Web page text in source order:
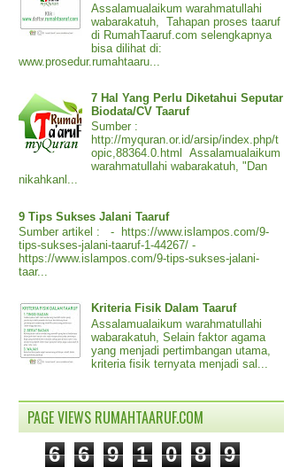
Assalamualaikum warahmatullahi
wabarakatuh, Tahapan proses taaruf
di RumahTaaruf.com selengkapnya
bisa dilihat di:
www.prosedur.rumahtaaru...
7 Hal Yang Perlu Diketahui Seputar
Biodata/CV Taaruf
Sumber :
http://myquran.or.id/arsip/index.php/t
opic,88364.0.html Assalamualaikum
warahmatullahi wabarakatuh, "Dan
nikahkanl...
9 Tips Sukses Jalani Taaruf
Sumber artikel : - https://www.islampos.com/9-
tips-sukses-jalani-taaruf-1-44267/ -
https://www.islampos.com/9-tips-sukses-jalani-
taar...
Kriteria Fisik Dalam Taaruf
Assalamualaikum warahmatullahi
wabarakatuh, Selain faktor agama
yang menjadi pertimbangan utama,
kriteria fisik ternyata menjadi sal...
PAGE VIEWS RUMAHTAARUF.COM
6 6 9 1 0 8 9